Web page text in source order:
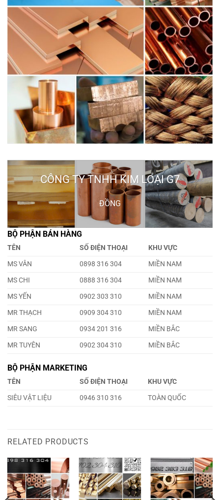
CÔNG TY TNHH KIM LOẠI G7
ĐỒNG
BỘ PHẬN BÁN HÀNG
TÊN SỐ ĐIỆN THOẠI
KHU VỰC
MS VÂN
0898 316 304
MIỀN NAM
MS CHI
0888 316 304
MIỀN NAM
MS YẾN
0902 303 310
MIỀN NAM
MR THẠCH
0909 304 310
MIỀN NAM
MR SANG
0934 201 316
MIỀN BẮC
MR TUYÊN
0902 304 310 MIỀN BẮC
BỘ PHẬN MARKETING
TÊN SỐ ĐIỆN THOẠI
KHU VỰC
SIÊU VẬT LIỆU
0946 310 316 TOÀN QUỐC
RELATED PRODUCTS